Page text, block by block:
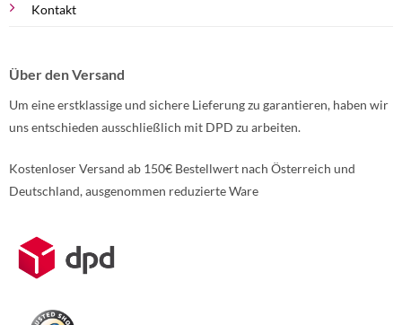
Kontakt
Über den Versand
Um eine erstklassige und sichere Lieferung zu garantieren, haben wir
uns entschieden ausschließlich mit DPD zu arbeiten.
Kostenloser Versand ab 150€ Bestellwert nach Österreich und
Deutschland, ausgenommen reduzierte Ware
Weitere Informationen über den gesperrten Inhalt.